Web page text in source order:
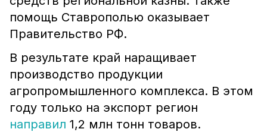
помощь Ставрополью оказывает
Правительство РФ.
В результате край наращивает
производство продукции
агропромышленного комплекса. В этом
году только на экспорт регион
направил 1,2 млн тонн товаров.